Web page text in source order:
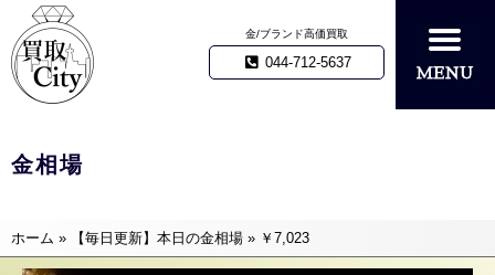
金/ブランド高価買取
044-712-5637
金相場
ホーム » 【毎日更新】本日の金相場 » ￥7,023